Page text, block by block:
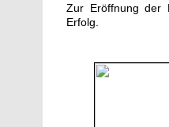
Zur Eröffnung der
Erfolg.